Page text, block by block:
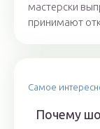
мастерски
принимают
Самое
Почему